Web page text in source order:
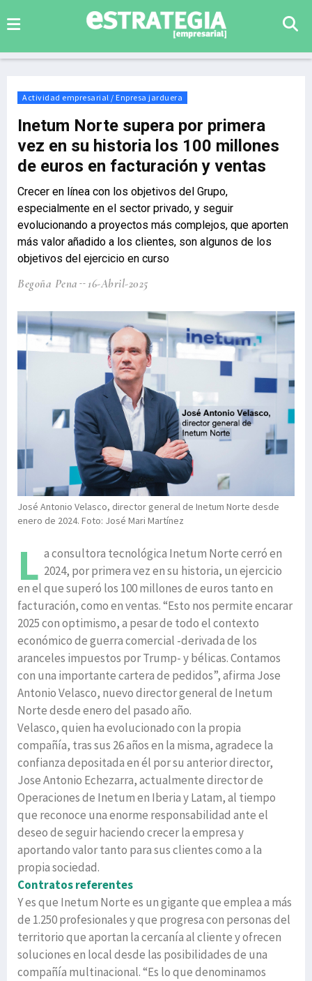
Actividad empresarial / Enpresa jarduera
Inetum Norte supera por primera
vez en su historia los 100 millones
de euros en facturación y ventas
Crecer en línea con los objetivos del Grupo,
especialmente en el sector privado, y seguir
evolucionando a proyectos más complejos, que aporten
más valor añadido a los clientes, son algunos de los
objetivos del ejercicio en curso
Begoña Pena 16-Abril-2025
José Antonio Velasco, director general de Inetum Norte desde
enero de 2024. Foto: José Mari Martínez
L a consultora tecnológica Inetum Norte cerró en
2024, por primera vez en su historia, un ejercicio
en el que superó los 100 millones de euros tanto en
facturación, como en ventas. “Esto nos permite encarar
2025 con optimismo, a pesar de todo el contexto
económico de guerra comercial -derivada de los
aranceles impuestos por Trump- y bélicas. Contamos
con una importante cartera de pedidos”, afirma Jose
Antonio Velasco, nuevo director general de Inetum
Norte desde enero del pasado año.
Velasco, quien ha evolucionado con la propia
compañía, tras sus 26 años en la misma, agradece la
confianza depositada en él por su anterior director,
Jose Antonio Echezarra, actualmente director de
Operaciones de Inetum en Iberia y Latam, al tiempo
que reconoce una enorme responsabilidad ante el
deseo de seguir haciendo crecer la empresa y
aportando valor tanto para sus clientes como a la
propia sociedad.
Contratos referentes
Y es que Inetum Norte es un gigante que emplea a más
de 1.250 profesionales y que progresa con personas del
territorio que aportan la cercanía al cliente y ofrecen
soluciones en local desde las posibilidades de una
compañía multinacional. “Es lo que denominamos